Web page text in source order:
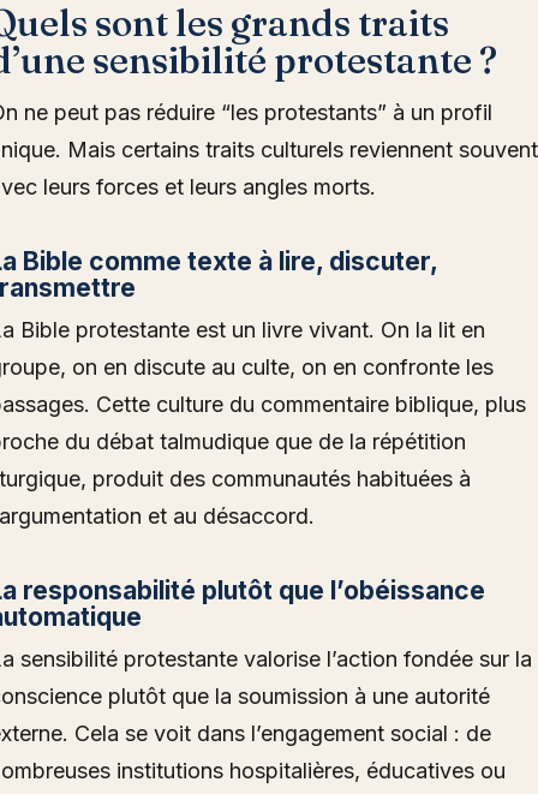
sont les grands traits
sensibilité protestante ?
ne peut pas réduire “les protestants” à un profil
Mais certains traits culturels reviennent
leurs forces et leurs angles morts.
Bible comme texte à lire, discuter,
Bible protestante est un livre vivant. On la lit en
on en discute au culte, on en confronte les
Cette culture du commentaire biblique, plus
du débat talmudique que de la répétition
produit des communautés habituées à
et au désaccord.
responsabilité plutôt que l’obéissance
sensibilité protestante valorise l’action fondée sur la
plutôt que la soumission à une autorité
Cela se voit dans l’engagement social : de
institutions hospitalières, éducatives ou